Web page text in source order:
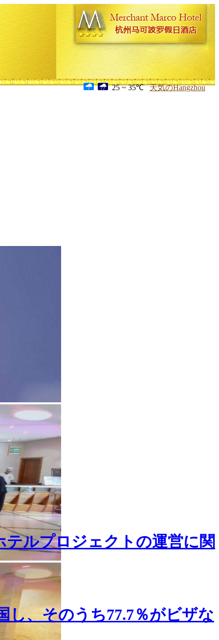
25 ~ 35℃ 天気のHangzhou
ルプロジェクトの運営に関
し、そのうち77.7％がビザな